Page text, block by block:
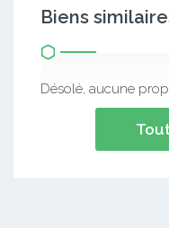
Biens
Désolé, aucune